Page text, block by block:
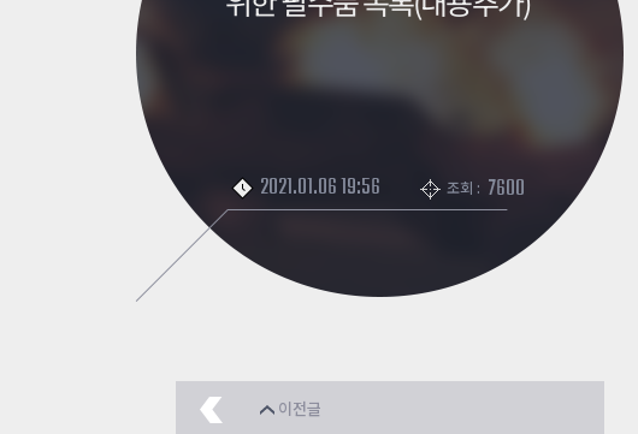
2021.01.06 19:56 조회 : 7600
이전글